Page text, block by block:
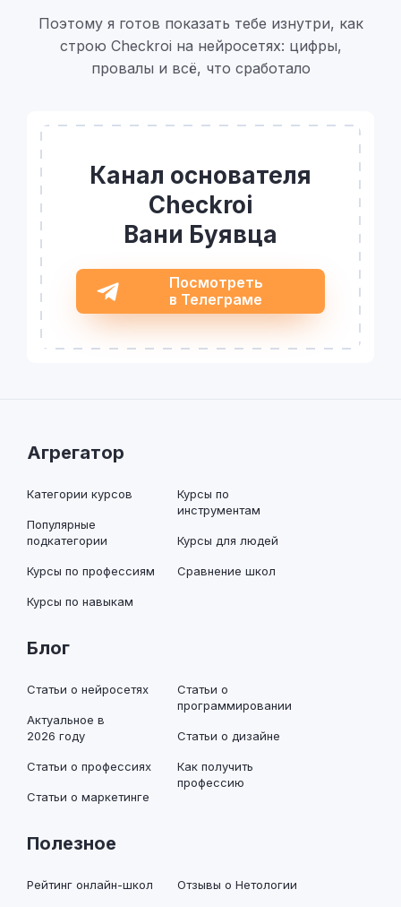
Поэтому я готов показать тебе изнутри, как
строю Checkroi на нейросетях: цифры,
провалы и всё, что сработало
Канал основателя
Checkroi
Вани Буявца
Посмотреть
в Телеграме
Агрегатор
Категории курсов
Популярные
подкатегории
Курсы по профессиям
Курсы по навыкам
Курсы по
инструментам
Курсы для людей
Сравнение школ
Блог
Статьи о нейросетях
Актуальное в
2026 году
Статьи о профессиях
Статьи о маркетинге
Статьи о
программировании
Статьи о дизайне
Как получить
профессию
Полезное
Рейтинг онлайн-школ Отзывы о Нетологии